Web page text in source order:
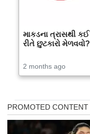
માકડના ત્રાસથી કઈ
રીતે છુટકારો મેળવવો?
2 months ago